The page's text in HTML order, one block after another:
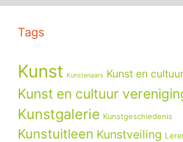
Tags
Kunst Kunstenaars Kunst en
Kunst en cultuur
Kunstgalerie Kunstgeschiedenis
Kunstuitleen Kunstveiling